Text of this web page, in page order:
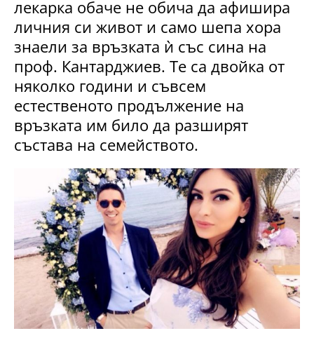
лекарка обаче не обича да афишира
личния си живот и само шепа хора
знаели за връзката ѝ със сина на
проф. Кантарджиев. Те са двойка от
няколко години и съвсем
естественото продължение на
връзката им било да разширят
състава на семейството.